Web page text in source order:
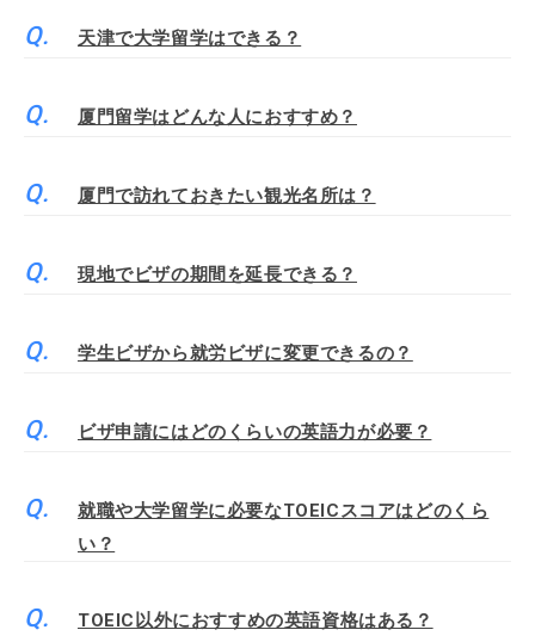
天津で大学留学はできる？
厦門留学はどんな人におすすめ？
厦門で訪れておきたい観光名所は？
現地でビザの期間を延長できる？
学生ビザから就労ビザに変更できるの？
ビザ申請にはどのくらいの英語力が必要？
就職や大学留学に必要なTOEICスコアはどのくら
い？
TOEIC以外におすすめの英語資格はある？